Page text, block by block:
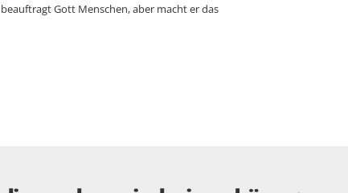
Gott Menschen, aber macht er das